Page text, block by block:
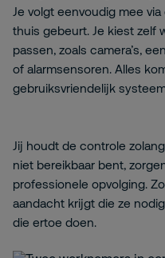
Je volgt eenvoudig mee
thuis gebeurt. Je kiest zelf
passen, zoals camera’s,
of alarmsensoren. Alles
gebruiksvriendelijk
Jij houdt de controle
niet bereikbaar bent,
professionele opvolging.
aandacht krijgt die ze
die ertoe doen.